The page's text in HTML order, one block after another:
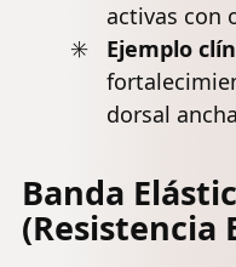
activas con
Ejemplo
dorsal
Banda
(Resistencia